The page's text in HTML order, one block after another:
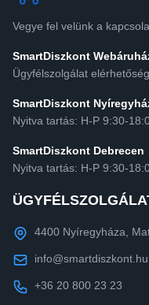
Vegye fel velünk a
SmartDiszkont
Ügyfélszolgálat
SmartDiszkont
Nyitva tartás: H-P 9:30-
SmartDiszkont Debrecen
Nyitva tartás: H-P 9:30-
4400 Nyíregyháza,
info@smartdiszkont.hu
+36 20 800 23 23